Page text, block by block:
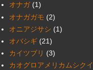
オナガ (1)
オナガガモ (2)
オニアジサシ (1)
オバシギ (21)
カイツブリ (3)
カオグロアメリカムシクイ